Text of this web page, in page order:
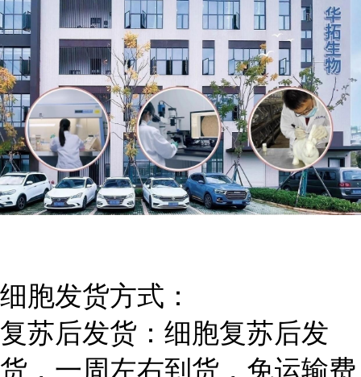
细胞发货方式：
复苏后发货：细胞复苏后发
货，一周左右到货，免运输费